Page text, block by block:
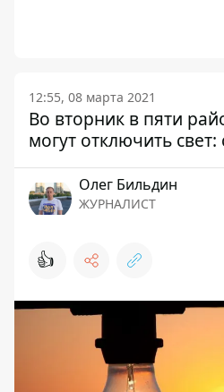
12:55, 08 марта 2021
Во вторник в пяти
могут отключить
Олег Бильдин
ЖУРНАЛИСТ
👍